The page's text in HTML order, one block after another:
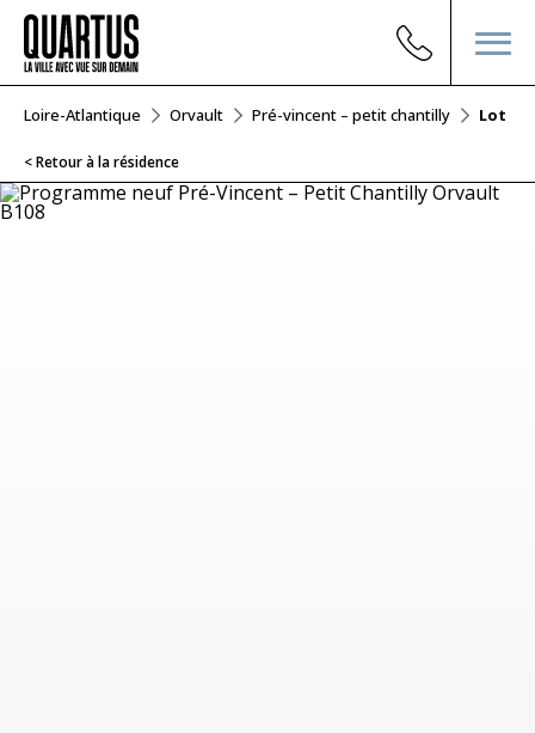
Loire-Atlantique Orvault Pré-vincent – petit chantilly Lot
< Retour à la résidence